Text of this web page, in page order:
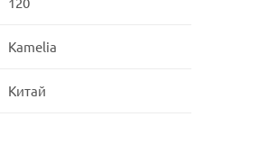
Kamelia
Китай